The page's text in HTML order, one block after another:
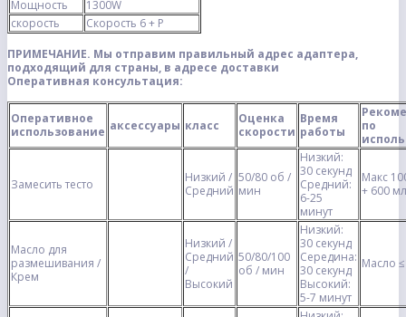
Мощность
1300W
скорость
Скорость 6 + P
ПРИМЕЧАНИЕ. Мы отправим правильный адрес адаптера,
подходящий для страны, в адресе доставки
Оперативная консультация:
Оперативное
использование аксессуары класс
Оценка
скорости
Время
работы
по
Замесить тесто
Низкий /
Средний
50/80 об /
мин
Низкий:
30 секунд
Средний:
6-25
минут
Макс
+ 600
Масло для
размешивания /
Крем
Низкий /
Средний
/
Высокий
50/80/100
об / мин
Низкий:
30 секунд
Середина:
30 секунд
Высокий:
5-7 минут
Масло